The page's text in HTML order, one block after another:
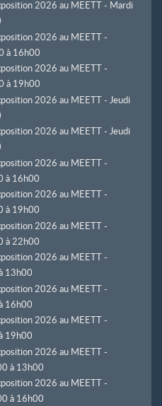
2026 au MEETT - Mardi
2026 au MEETT -
à 16h00
2026 au MEETT -
à 19h00
2026 au MEETT - Jeudi
2026 au MEETT - Jeudi
2026 au MEETT -
à 16h00
2026 au MEETT -
à 19h00
2026 au MEETT -
à 22h00
2026 au MEETT -
13h00
2026 au MEETT -
16h00
2026 au MEETT -
19h00
2026 au MEETT -
à 13h00
2026 au MEETT -
à 16h00